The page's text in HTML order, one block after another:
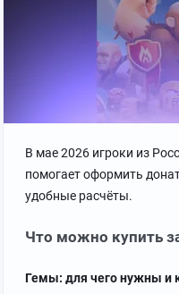
В мае 2026 игроки из
помогает оформить
удобные расчёты.
Что можно купить
Гемы: для чего нужны и